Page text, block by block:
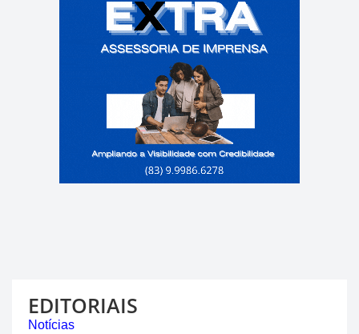
EDITORIAIS
Notícias